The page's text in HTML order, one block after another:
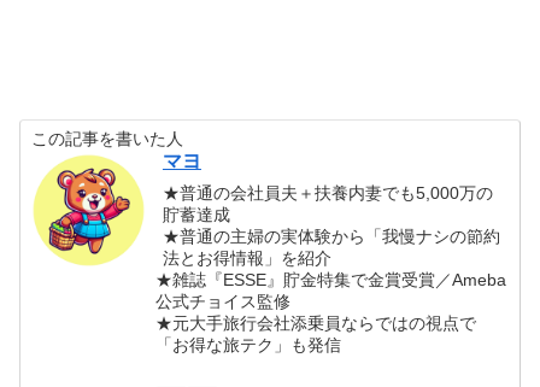
この記事を書いた人
マヨ
★普通の会社員夫＋扶養内妻でも5,000万の
貯蓄達成
★普通の主婦の実体験から「我慢ナシの節約
法とお得情報」を紹介
★雑誌『ESSE』貯金特集で金賞受賞／Ameba
公式チョイス監修
★元大手旅行会社添乗員ならではの視点で
「お得な旅テク」も発信